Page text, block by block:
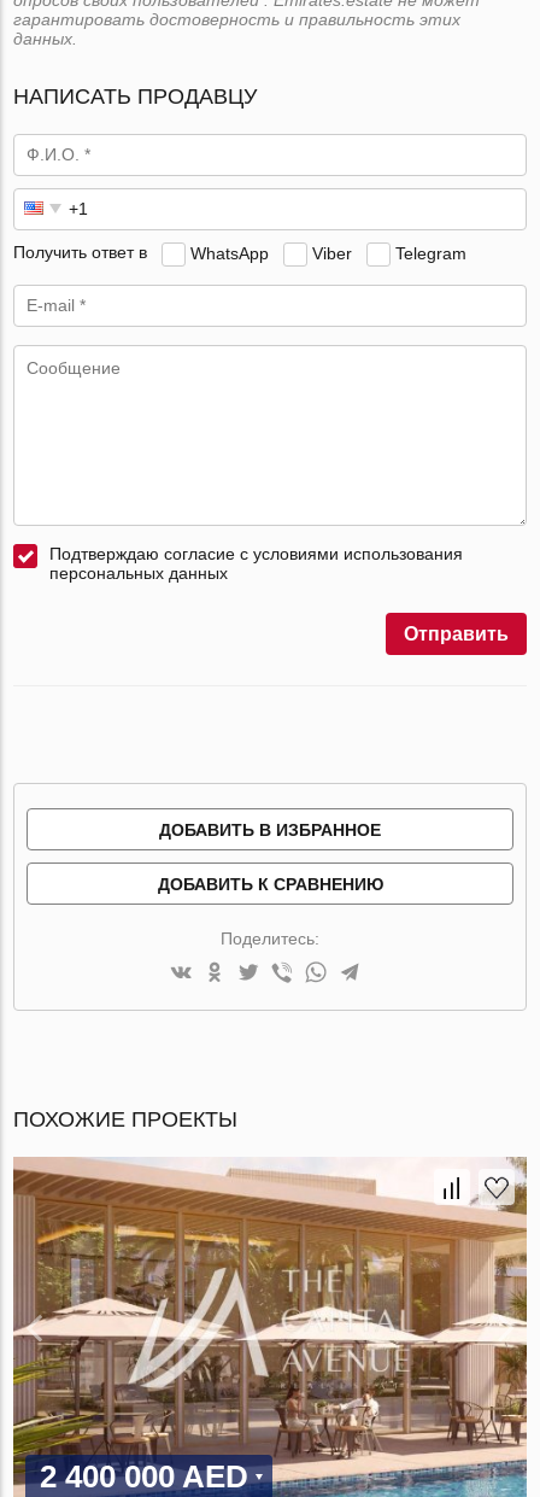
гарантировать достоверность и правильность этих
данных.
НАПИСАТЬ ПРОДАВЦУ
Получить ответ в WhatsApp Viber Telegram
Подтверждаю согласие с условиями использования
персональных данных
Отправить
ДОБАВИТЬ В ИЗБРАННОЕ
ДОБАВИТЬ К СРАВНЕНИЮ
Поделитесь:
ПОХОЖИЕ ПРОЕКТЫ
2 400 000 AED